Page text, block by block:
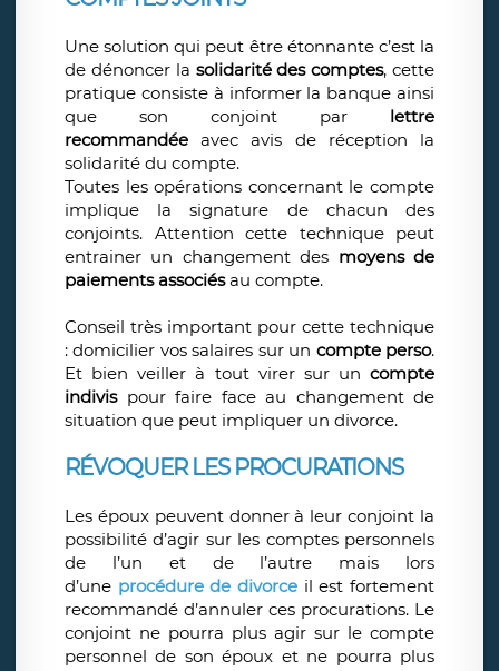
Une solution qui peut être étonnante c’est la
de dénoncer la solidarité des comptes, cette
pratique consiste à informer la banque ainsi
que son conjoint par lettre
recommandée avec avis de réception la
solidarité du compte.
Toutes les opérations concernant le compte
implique la signature de chacun des
conjoints. Attention cette technique peut
entrainer un changement des moyens de
paiements associésau compte.
Conseil très important pour cette technique
: domicilier vos salaires sur un compte perso.
Et bien veiller à tout virer sur un compte
indivispour faire face au changement de
situation que peut impliquer un divorce.
RÉVOQUER LES PROCURATIONS
Les époux peuvent donner à leur conjoint la
possibilité d’agir sur les comptes personnels
de l’un et de l’autre mais lors
d’une procédure de divorce il est fortement
recommandé d’annuler ces procurations. Le
conjoint ne pourra plus agir sur le compte
personnel de son époux et ne pourra plus